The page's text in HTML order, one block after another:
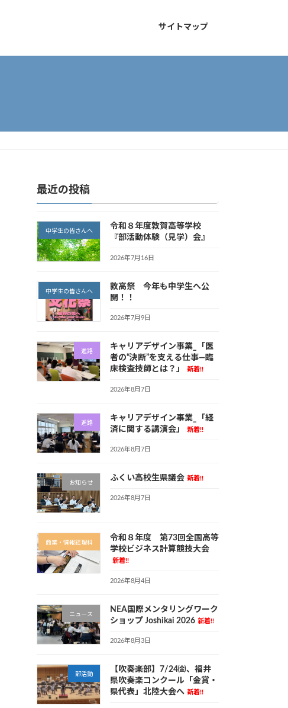
サイトマップ
最近の投稿
中学生の皆さんへ
令和８年度敦賀高等学校
『部活動体験（見学）会』
2026年7月16日
中学生の皆さんへ
敦高祭 今年も中学生へ公
開！！
2026年7月9日
進路
キャリアデザイン事業_「医
者の“決断”を支える仕事—臨
床検査技師とは？」
新着!!
2026年8月7日
進路
キャリアデザイン事業_「経
済に関する講演会」
新着!!
2026年8月7日
お知らせ
ふくい高校生県議会 新着!!
2026年8月7日
商業・情報経理科
令和８年度 第73回全国高等
学校ビジネス計算競技大会
新着!!
2026年8月4日
ニュース
NEA国際メンタリングワーク
ショップ Joshikai 2026 新着!!
2026年8月3日
部活動
【吹奏楽部】7/24㈮、福井
県吹奏楽コンクール「金賞・
県代表」北陸大会へ 新着!!